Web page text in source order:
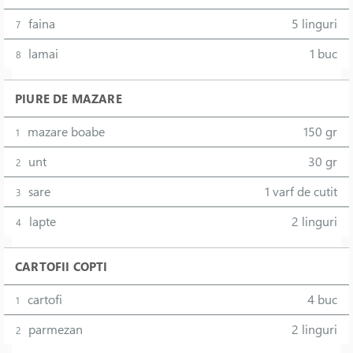
7 faina 5 linguri
8 lamai 1 buc
PIURE DE MAZARE
1 mazare boabe 150 gr
2 unt 30 gr
3 sare 1 varf de cutit
4 lapte 2 linguri
CARTOFII COPTI
1 cartofi 4 buc
2 parmezan 2 linguri